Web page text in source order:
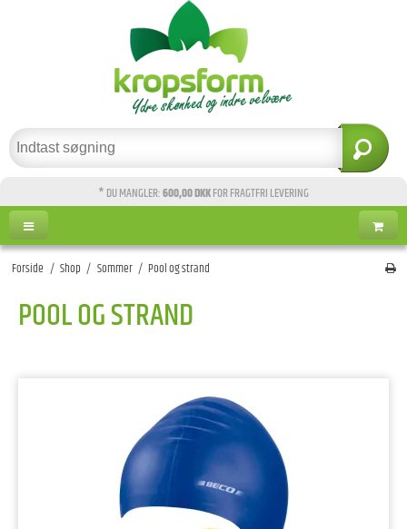
* DU MANGLER:600,00 DKKFOR FRAGTFRI LEVERING
Forside / Shop / Sommer / Pool og strand
POOL OG STRAND